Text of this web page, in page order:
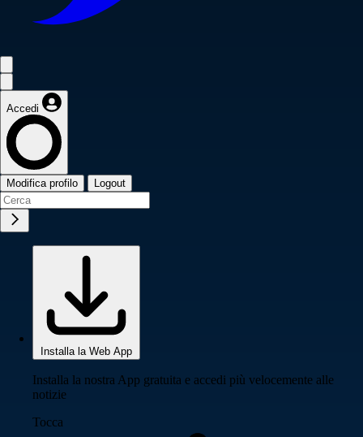
Accedi
Modifica profilo Logout
Installa la Web App
Installa la nostra App gratuita e accedi più velocemente alle
notizie
Tocca